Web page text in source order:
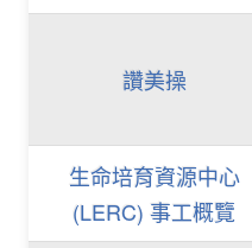
讚美操
生命培育資源中心
(LERC) 事工概覽